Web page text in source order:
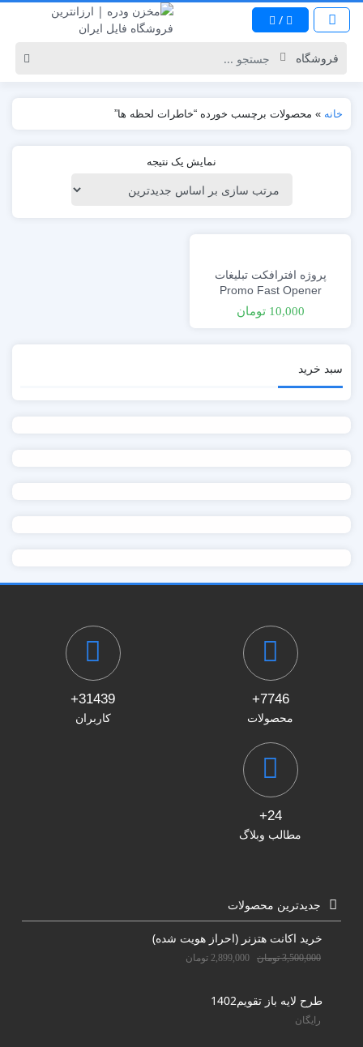
/
خانه » محصولات برچسب خورده “خاطرات لحظه ها”
نمایش یک نتیجه
پروژه افترافکت تبلیغات
Promo Fast Opener
10,000 تومان
سبد خرید
7746+
محصولات
31439+
کاربران
24+
مطالب وبلاگ
جدیدترین محصولات
خرید اکانت هتزنر (احراز هویت شده)
3,500,000 تومان 2,899,000 تومان
طرح لایه باز تقویم1402
رایگان